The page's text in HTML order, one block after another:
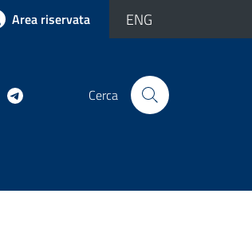
Area riservata ENG
Cerca